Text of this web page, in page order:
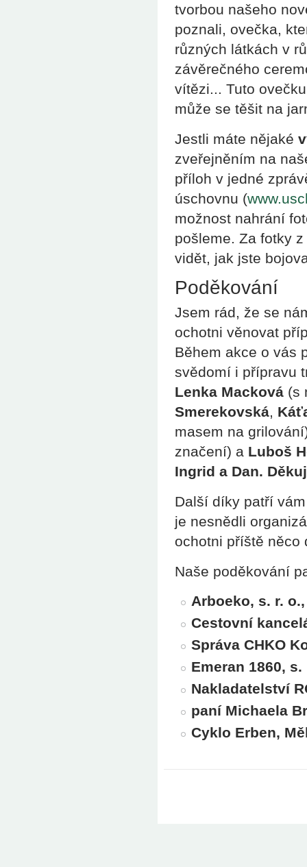
tvorbou našeho
poznali, ovečka,
různých látkách v
závěrečného
vítězi... Tuto
může se těšit na
Jestli máte nějaké
zveřejněním na
příloh v jedné
úschovnu (
možnost nahrání
pošleme. Za fotky
vidět, jak jste
Poděkování
Jsem rád, že se
ochotni věnovat
Během akce o vás
svědomí i přípravu
Lenka Macková (s
Smerekovská,
masem na
značení) a Luboš
Ingrid a Dan.
Další díky patří
je nesnědli
ochotni příště něco
Naše poděkování
Arboeko, s. r. o.,
Cestovní
Správa CHKO
Emeran 1860, s.
Nakladatelství
paní Michaela
Cyklo Erben,